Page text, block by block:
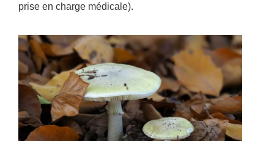
prise en charge médicale).